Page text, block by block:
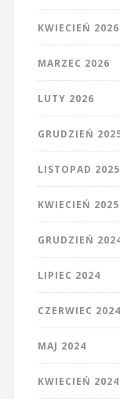
KWIECIEŃ 2026
MARZEC 2026
LUTY 2026
GRUDZIEŃ
LISTOPAD 2025
KWIECIEŃ 2025
GRUDZIEŃ
LIPIEC 2024
CZERWIEC 2024
MAJ 2024
KWIECIEŃ 2024